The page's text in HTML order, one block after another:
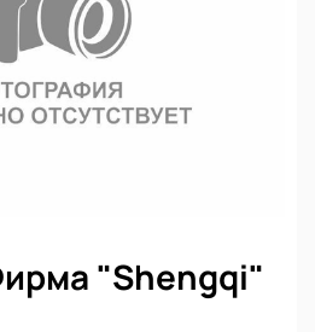
"Shengqi"